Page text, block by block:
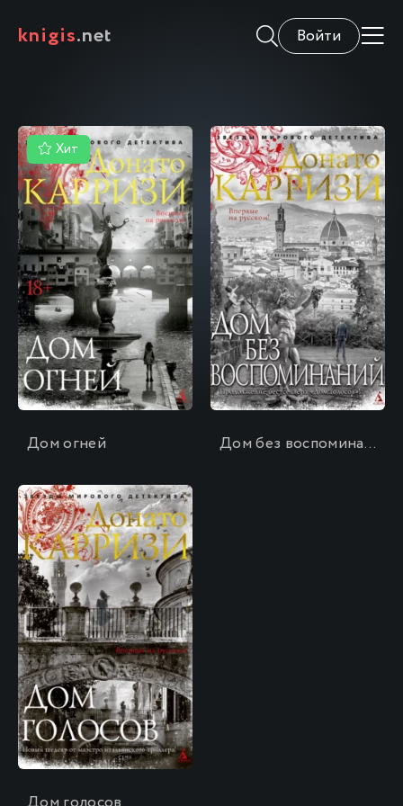
knigis.net Войти
Хит
\
Дом огней
\
Дом без воспоминаний
\